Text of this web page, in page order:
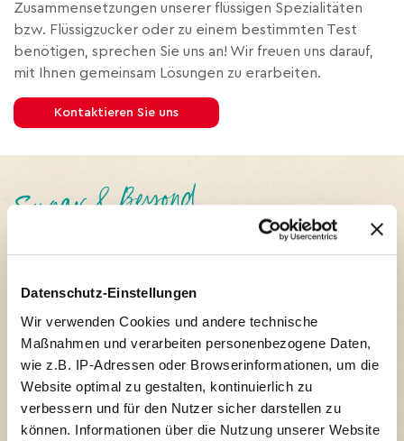
Datenschutz-Einstellungen
Wir verwenden Cookies und andere technische
Maßnahmen und verarbeiten personenbezogene Daten,
wie z.B. IP-Adressen oder Browserinformationen, um die
Website optimal zu gestalten, kontinuierlich zu
verbessern und für den Nutzer sicher darstellen zu
können. Informationen über die Nutzung unserer Website
Zusammensetzungen unserer flüssigen Spezialitäten
bzw. Flüssigzucker oder zu einem bestimmten Test
benötigen, sprechen Sie uns an! Wir freuen uns darauf,
mit Ihnen gemeinsam Lösungen zu erarbeiten.
Kontaktieren Sie uns
FONDANTS UND GLASURENIM FOKUS